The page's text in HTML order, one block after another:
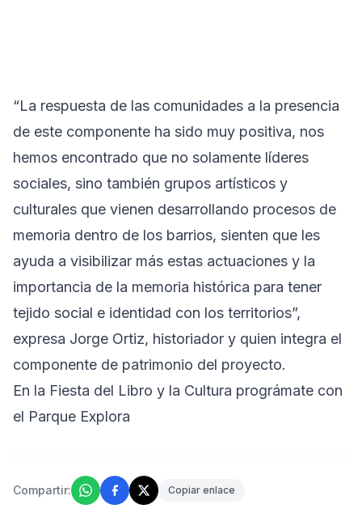
“La respuesta de las comunidades a la presencia
de este componente ha sido muy positiva, nos
hemos encontrado que no solamente líderes
sociales, sino también grupos artísticos y
culturales que vienen desarrollando procesos de
memoria dentro de los barrios, sienten que les
ayuda a visibilizar más estas actuaciones y la
importancia de la memoria histórica para tener
tejido social e identidad con los territorios”,
expresa Jorge Ortiz, historiador y quien integra el
componente de patrimonio del proyecto.
En la Fiesta del Libro y la Cultura prográmate con
el Parque Explora
Compartir: Copiar enlace